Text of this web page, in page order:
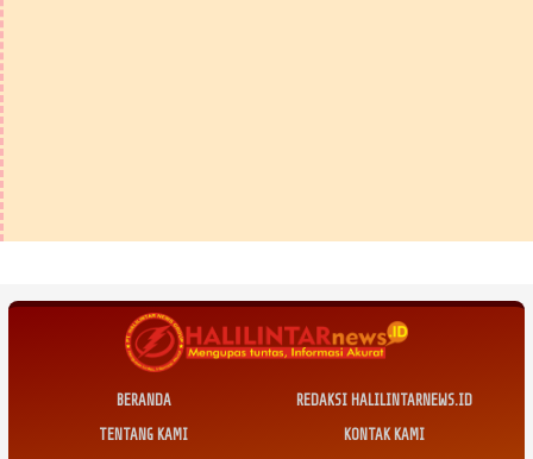
BERANDA
REDAKSI HALILINTARNEWS.ID
TENTANG KAMI
KONTAK KAMI